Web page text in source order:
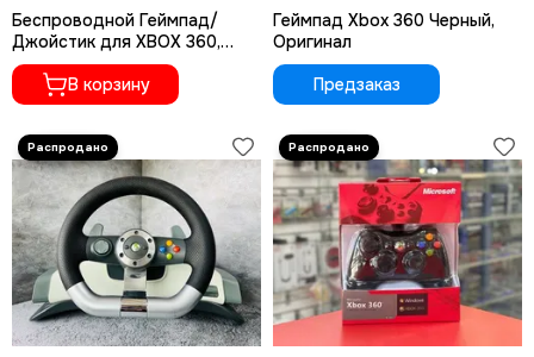
Беспроводной Геймпад/
Джойстик для XBOX 360,
белый
В корзину
Геймпад Xbox 360 Черный,
Оригинал
Предзаказ